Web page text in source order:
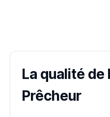
La qualité de
Prêcheur